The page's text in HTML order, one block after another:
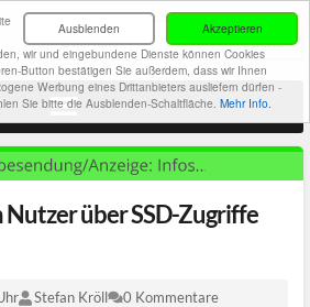
Akzeptieren
Ausblenden
wir und eingebundene Dienste können Cookies
Button bestätigen Sie außerdem, dass wir Ihnen
Werbung eines Drittanbieters ausliefern dürfen -
Sie bitte die Ausblenden-Schaltfläche. Mehr Info.
über SSD-Zugriffe
Stefan Kröll 0 Kommentare